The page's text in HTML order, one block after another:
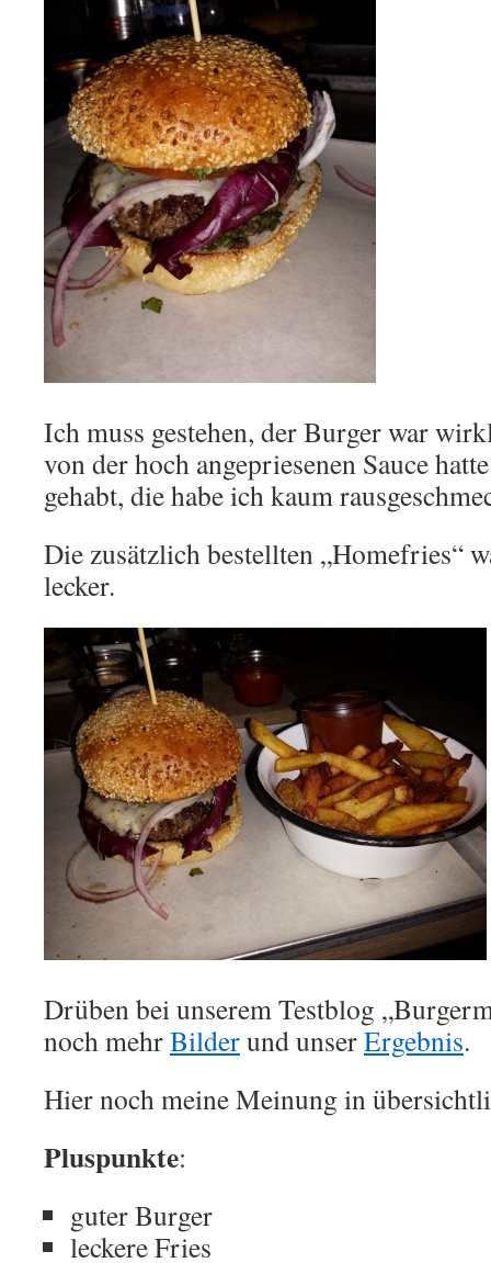
Ich muss gestehen, der Burger war
von der hoch angepriesenen Sauce
gehabt, die habe ich kaum
Die zusätzlich bestellten „Homefries“
lecker.
Drüben bei unserem Testblog
noch mehrBilderund unserErgebnis.
Hier noch meine Meinung in
Pluspunkte:
guter Burger
leckere Fries